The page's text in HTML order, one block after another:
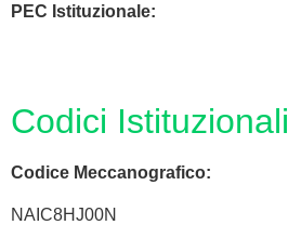
PEC Istituzionale:
Codici Istituzionali
Codice Meccanografico:
NAIC8HJ00N